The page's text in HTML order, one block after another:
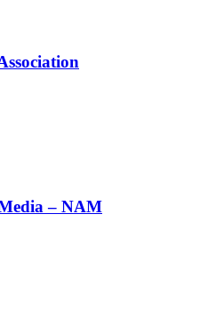
– NAM